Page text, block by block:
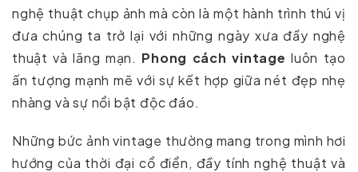
nghệ thuật chụp ảnh mà còn là một hành trình thú vị
đưa chúng ta trở lại với những ngày xưa đầy nghệ
thuật và lãng mạn. Phong cách vintage luôn tạo
ấn tượng mạnh mẽ với sự kết hợp giữa nét đẹp nhẹ
nhàng và sự nổi bật độc đáo.
Những bức ảnh vintage thường mang trong mình hơi
hướng của thời đại cổ điển, đầy tính nghệ thuật và